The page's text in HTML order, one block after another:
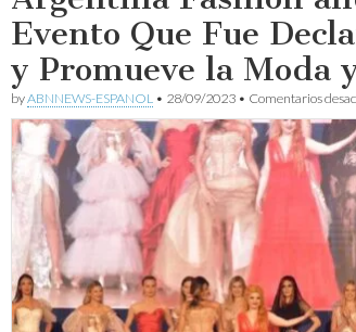
Evento Que Fue
y Promueve la Moda
byABNNEWS-ESPANOL • 28/09/2023 • Comentarios